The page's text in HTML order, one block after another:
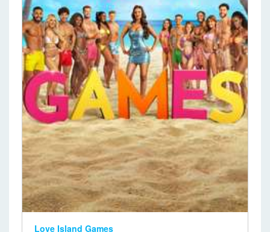
Love Island Games